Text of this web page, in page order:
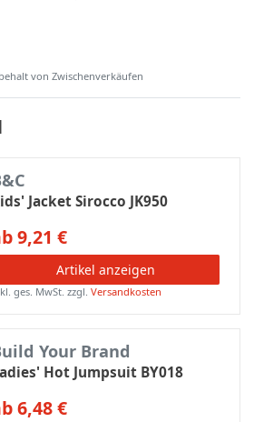
von Zwischenverkäufen
Jacket Sirocco JK950
9,21 €
Artikel anzeigen
ges. MwSt. zzgl.Versandkosten
Your Brand
Hot Jumpsuit BY018
6,48 €